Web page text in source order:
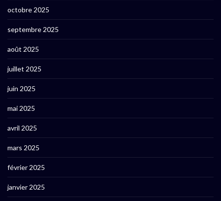
octobre 2025
septembre 2025
août 2025
juillet 2025
juin 2025
mai 2025
avril 2025
mars 2025
février 2025
janvier 2025